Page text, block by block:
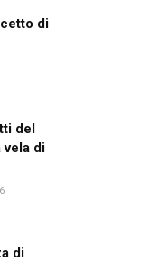
di
del
vela di
di